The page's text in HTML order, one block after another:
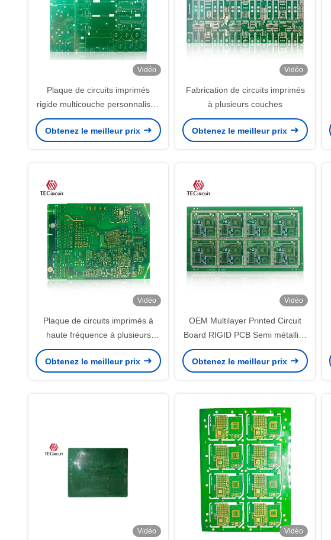
Vidéo
Plaque de circuits imprimés
rigide multicouche personnalisée
pour la production et
l'assemblage de circuits
Obtenez le meilleur prix
Vidéo
Fabrication de circuits imprimés
à plusieurs couches
Obtenez le meilleur prix
Vidéo
Plaque de circuits imprimés à
haute fréquence à plusieurs
couches RIGID 4 couches
TG150 ENIG
Obtenez le meilleur prix
Vidéo
OEM Multilayer Printed Circuit
Board RIGID PCB Semi métallisé
à quatre côtés
Obtenez le meilleur prix
Vidéo Vidéo